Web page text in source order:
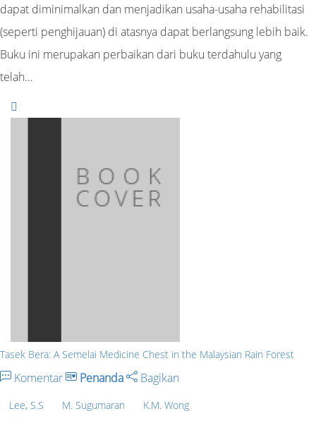
dapat diminimalkan dan menjadikan usaha-usaha rehabilitasi
(seperti penghijauan) di atasnya dapat berlangsung lebih baik.
Buku ini merupakan perbaikan dari buku terdahulu yang
telah…
Tasek Bera: A Semelai Medicine Chest in the Malaysian Rain Forest
Komentar Penanda Bagikan
Lee, S.S M. Sugumaran K.M. Wong